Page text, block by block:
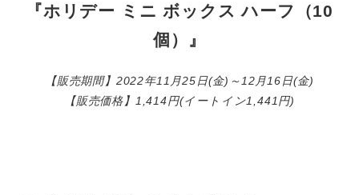
『ホリデー ミニ ボックス ハーフ（10
個）』
【販売期間】2022年11月25日(金)～12月16日(金)
【販売価格】1,414円(イートイン1,441円)